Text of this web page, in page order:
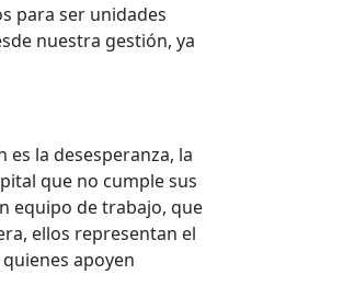
para ser unidades
nuestra gestión, ya
la desesperanza, la
que no cumple sus
equipo de trabajo, que
ellos representan el
apoyen